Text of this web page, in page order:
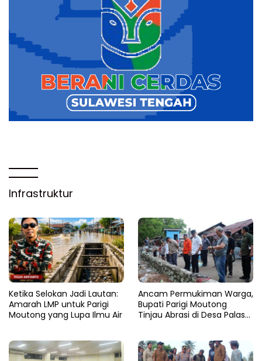
Infrastruktur
Ketika Selokan Jadi Lautan:
Amarah LMP untuk Parigi
Moutong yang Lupa Ilmu Air
Ancam Permukiman Warga,
Bupati Parigi Moutong
Tinjau Abrasi di Desa Palasa